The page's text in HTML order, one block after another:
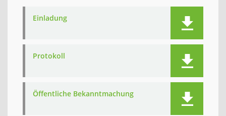
Einladung
Protokoll
Öffentliche Bekanntmachung